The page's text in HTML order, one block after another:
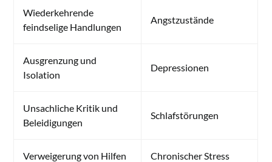
Wiederkehrende
feindselige Handlungen
Angstzustände
Ausgrenzung und
Isolation
Depressionen
Unsachliche Kritik und
Beleidigungen
Schlafstörungen
Verweigerung von Hilfen Chronischer Stress